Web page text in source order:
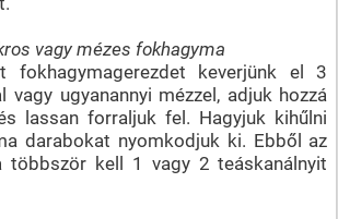
vagy mézes fokhagyma
fokhagymagerezdet keverjünk el 3
vagy ugyanannyi mézzel, adjuk hozzá
lassan forraljuk fel. Hagyjuk kihűlni
darabokat nyomkodjuk ki. Ebből az
többször kell 1 vagy 2 teáskanálnyit